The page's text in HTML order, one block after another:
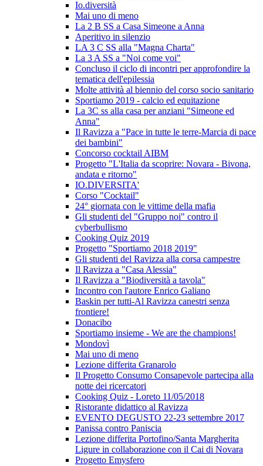
Io.diversità
Mai uno di meno
La 2 B SS a Casa Simeone a Anna
Aperitivo in silenzio
LA 3 C SS alla "Magna Charta"
La 3 A SS a "Noi come voi"
Concluso il ciclo di incontri per approfondire la
tematica dell'epilessia
Molte attività al biennio del corso socio sanitario
Sportiamo 2019 - calcio ed equitazione
La 3C ss alla casa per anziani "Simeone ed
Anna"
Il Ravizza a "Pace in tutte le terre-Marcia di pace
dei bambini"
Concorso cocktail AIBM
Progetto "L'Italia da scoprire: Novara - Bivona,
andata e ritorno"
IO.DIVERSITA'
Corso "Cocktail"
24° giornata con le vittime della mafia
Gli studenti del "Gruppo noi" contro il
cyberbullismo
Cooking Quiz 2019
Progetto "Sportiamo 2018 2019"
Gli studenti del Ravizza alla corsa campestre
Il Ravizza a "Casa Alessia"
Il Ravizza a "Biodiversità a tavola"
Incontro con l'autore Enrico Galiano
Baskin per tutti-Al Ravizza canestri senza
frontiere!
Donacibo
Sportiamo insieme - We are the champions!
Mondovì
Mai uno di meno
Lezione differita Granarolo
Il Progetto Consumo Consapevole partecipa alla
notte dei ricercatori
Cooking Quiz - Loreto 11/05/2018
Ristorante didattico al Ravizza
EVENTO DEGUSTO 22-23 settembre 2017
Panissa contro Paniscia
Lezione differita Portofino/Santa Margherita
Ligure in collaborazione con il Cai di Novara
Progetto Emysfero